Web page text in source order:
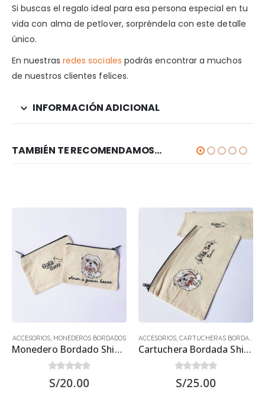
Si buscas el regalo ideal para esa persona especial en tu
vida con alma de petlover, sorpréndela con este detalle
único.
En nuestras redes sociales podrás encontrar a muchos
de nuestros clientes felices.
INFORMACIÓN ADICIONAL
TAMBIÉN TE RECOMENDAMOS…
ACCESORIOS, MONEDEROS BORDADOS
Monedero Bordado Shih Tzu 2
0out of 5
S/20.00
ACCESORIOS, CARTUCHERAS BORDADAS
Cartuchera Bordada Shih Tzu 2
0out of 5
S/25.00